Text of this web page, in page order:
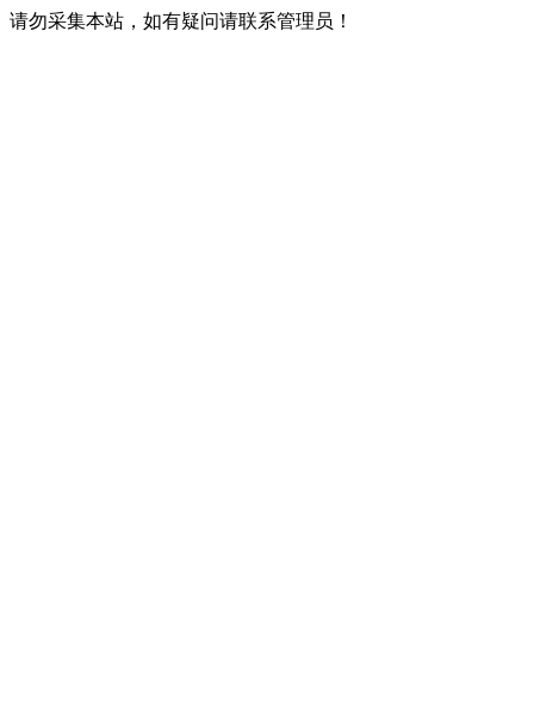
请勿采集本站，如有疑问请联系管理员！